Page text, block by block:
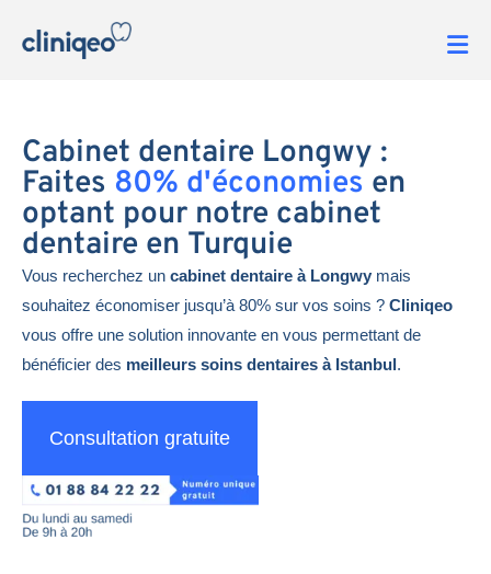
Cabinet dentaire Longwy :
Faites 80% d'économies en
optant pour notre cabinet
dentaire en Turquie
Vous recherchez un cabinet dentaire à Longwy mais
souhaitez économiser jusqu’à 80% sur vos soins ? Cliniqeo
vous offre une solution innovante en vous permettant de
bénéficier des meilleurs soins dentaires à Istanbul.
Consultation gratuite